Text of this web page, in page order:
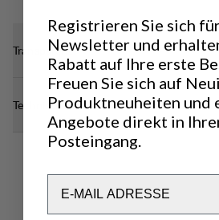
Transparenz
Technische Daten
Registrieren Sie sich
Newsletter und
Rabatt auf Ihre erste
Freuen Sie sich auf
Produktneuheiten und
Angebote direkt in
Posteingang.